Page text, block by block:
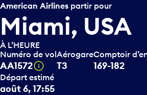
American Airlines partir pour
Miami, USA
À L’HEURE
Numéro de vol
AA1572 Infobulle
Aérogare
T3
Comptoir
169-182
Départ estimé
août 6, 17:55